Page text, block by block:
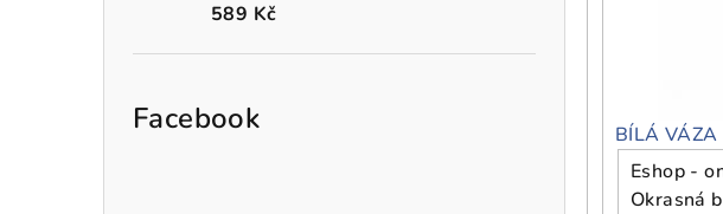
589 Kč
Facebook
BÍLÁ VÁZA
Eshop -
Okrasná